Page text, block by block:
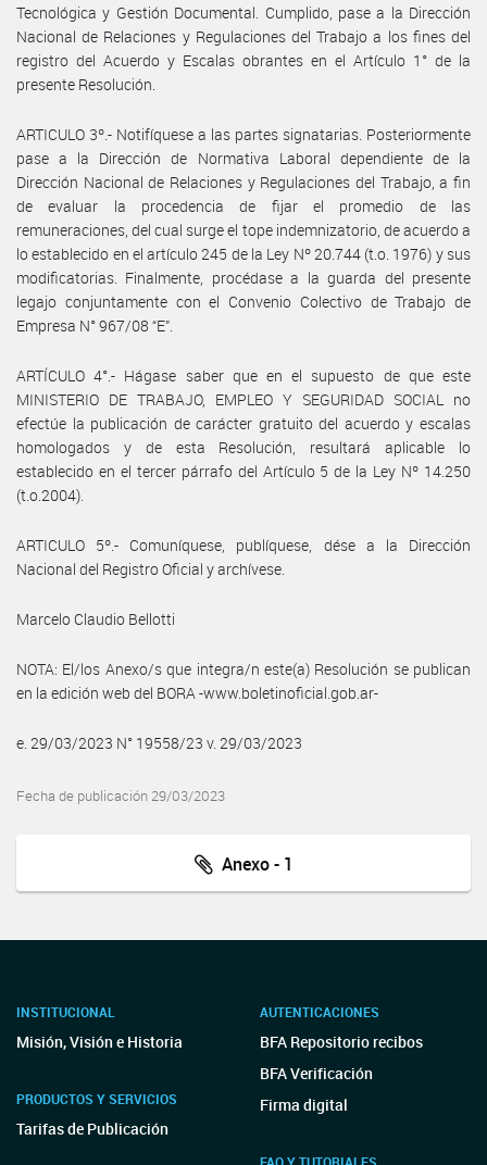
Tecnológica y Gestión Documental. Cumplido, pase a la Dirección
Nacional de Relaciones y Regulaciones del Trabajo a los fines del
registro del Acuerdo y Escalas obrantes en el Artículo 1° de la
presente Resolución.
ARTICULO 3º.- Notifíquese a las partes signatarias. Posteriormente
pase a la Dirección de Normativa Laboral dependiente de la
Dirección Nacional de Relaciones y Regulaciones del Trabajo, a fin
de evaluar la procedencia de fijar el promedio de las
remuneraciones, del cual surge el tope indemnizatorio, de acuerdo a
lo establecido en el artículo 245 de la Ley Nº 20.744 (t.o. 1976) y sus
modificatorias. Finalmente, procédase a la guarda del presente
legajo conjuntamente con el Convenio Colectivo de Trabajo de
Empresa N° 967/08 “E”.
ARTÍCULO 4°.- Hágase saber que en el supuesto de que este
MINISTERIO DE TRABAJO, EMPLEO Y SEGURIDAD SOCIAL no
efectúe la publicación de carácter gratuito del acuerdo y escalas
homologados y de esta Resolución, resultará aplicable lo
establecido en el tercer párrafo del Artículo 5 de la Ley Nº 14.250
(t.o.2004).
ARTICULO 5º.- Comuníquese, publíquese, dése a la Dirección
Nacional del Registro Oficial y archívese.
Marcelo Claudio Bellotti
NOTA: El/los Anexo/s que integra/n este(a) Resolución se publican
en la edición web del BORA -www.boletinoficial.gob.ar-
e. 29/03/2023 N° 19558/23 v. 29/03/2023
Fecha de publicación 29/03/2023
Anexo - 1
INSTITUCIONAL
Misión, Visión e Historia
PRODUCTOS Y SERVICIOS
Tarifas de Publicación
AUTENTICACIONES
BFA Repositorio recibos
BFA Verificación
Firma digital